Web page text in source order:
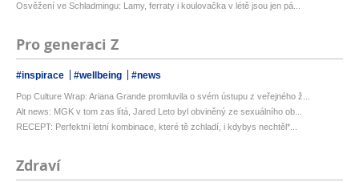
Osvěžení ve Schladmingu: Lamy, ferraty i koulovačka v létě jsou jen pá...
Pro generaci Z
#inspirace #wellbeing #news
Pop Culture Wrap: Ariana Grande promluvila o svém ústupu z veřejného ž...
Alt news: MGK v tom zas lítá, Jared Leto byl obviněný ze sexuálního ob...
RECEPT: Perfektní letní kombinace, které tě zchladí, i kdybys nechtěl*...
Zdraví